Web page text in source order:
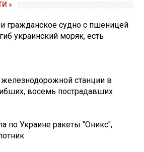
»
гражданское судно с пшеницей
украинский моряк, есть
станции в
восемь пострадавших
по Украине ракеты "Оникс",